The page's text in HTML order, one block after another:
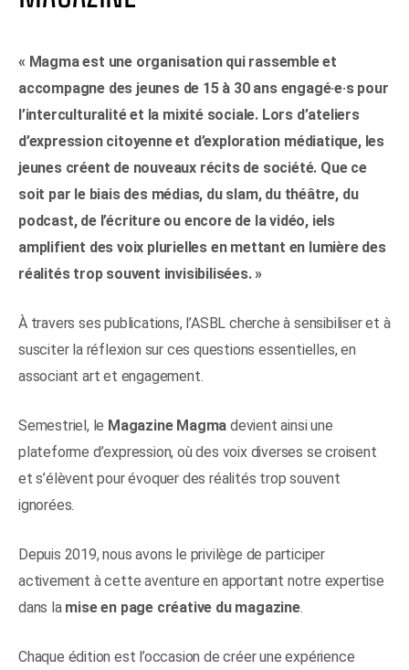
« Magma est une organisation qui rassemble et
accompagne des jeunes de 15 à 30 ans engagé·e·s pour
l’interculturalité et la mixité sociale. Lors d’ateliers
d’expression citoyenne et d’exploration médiatique, les
jeunes créent de nouveaux récits de société. Que ce
soit par le biais des médias, du slam, du théâtre, du
podcast, de l’écriture ou encore de la vidéo, iels
amplifient des voix plurielles en mettant en lumière des
réalités trop souvent invisibilisées. »
À travers ses publications, l’ASBL cherche à sensibiliser et à
susciter la réflexion sur ces questions essentielles, en
associant art et engagement.
Semestriel, le Magazine Magma devient ainsi une
plateforme d’expression, où des voix diverses se croisent
et s’élèvent pour évoquer des réalités trop souvent
ignorées.
Depuis 2019, nous avons le privilège de participer
activement à cette aventure en apportant notre expertise
dans la mise en page créative du magazine.
Chaque édition est l’occasion de créer une expérience